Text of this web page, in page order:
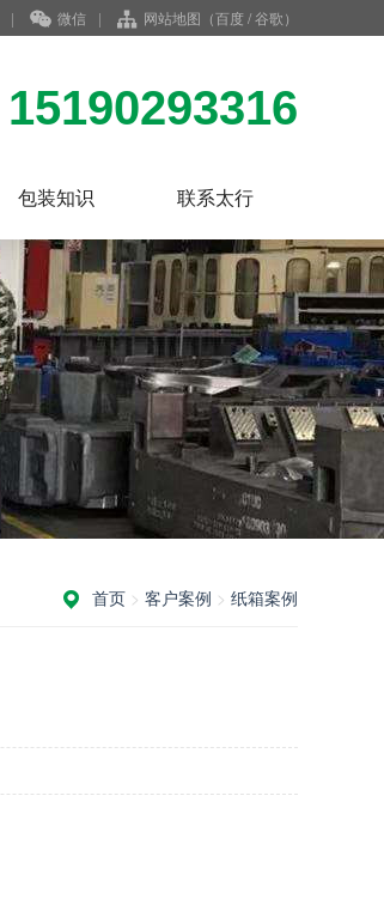
| 微信 | 网站地图 （百度/谷歌）
15190293316
包装知识 联系太行
首页 > 客户案例 > 纸箱案例